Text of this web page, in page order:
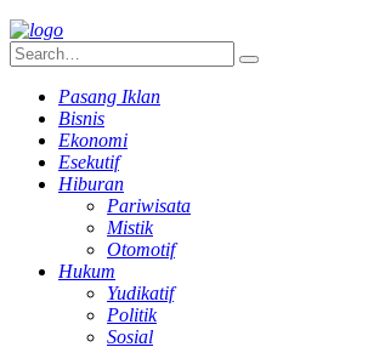
Pasang Iklan
Bisnis
Ekonomi
Esekutif
Hiburan
Pariwisata
Mistik
Otomotif
Hukum
Yudikatif
Politik
Sosial